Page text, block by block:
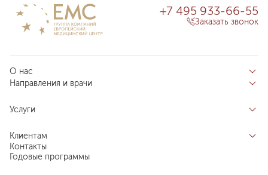
О нас
Отзывы пациентов
О клинике
Новости
Специалистам
Направления и врачи
Направления
Центры компетенций
Услуги
Индивидуальный план здоровья
Комплексные программы
Клиентам
Запись на прием
Контакты
Годовые программы
+7 495 933-66-55
Заказать звонок